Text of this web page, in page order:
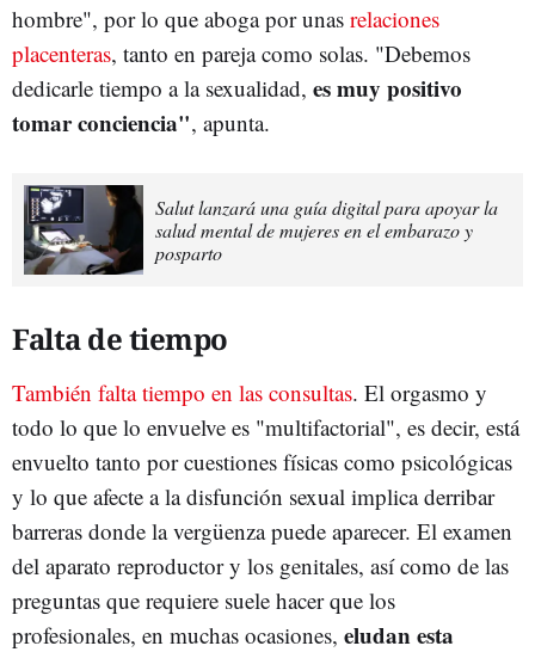
hombre", por lo que aboga por unas relaciones
placenteras, tanto en pareja como solas. "Debemos
dedicarle tiempo a la sexualidad, es muy positivo
tomar conciencia", apunta.
Salut lanzará una guía digital para apoyar la
salud mental de mujeres en el embarazo y
posparto
Falta de tiempo
También falta tiempo en las consultas. El orgasmo y
todo lo que lo envuelve es "multifactorial", es decir, está
envuelto tanto por cuestiones físicas como psicológicas
y lo que afecte a la disfunción sexual implica derribar
barreras donde la vergüenza puede aparecer. El examen
del aparato reproductor y los genitales, así como de las
preguntas que requiere suele hacer que los
profesionales, en muchas ocasiones, eludan esta